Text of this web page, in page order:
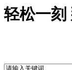
轻松一刻